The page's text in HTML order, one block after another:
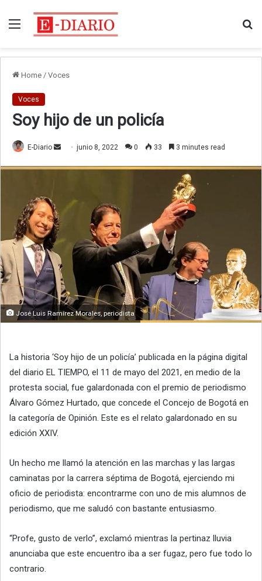
Menu
Home / Voces
Voces
Soy hijo de un policía
E-Diario
Send junio 8, 2022 0 33 3 minutes read
José Luis Ramírez Morales, periodista
La historia ‘Soy hijo de un policía’ publicada en la página digital
del diario EL TIEMPO, el 11 de mayo del 2021, en medio de la
protesta social, fue galardonada con el premio de periodismo
Álvaro Gómez Hurtado, que concede el Concejo de Bogotá en
la categoría de Opinión. Este es el relato galardonado en su
edición XXIV.
Un hecho me llamó la atención en las marchas y las largas
caminatas por la carrera séptima de Bogotá, ejerciendo mi
oficio de periodista: encontrarme con uno de mis alumnos de
periodismo, que me saludó con bastante entusiasmo.
“Profe, gusto de verlo”, exclamó mientras la pertinaz lluvia
anunciaba que este encuentro iba a ser fugaz, pero fue todo lo
contrario.